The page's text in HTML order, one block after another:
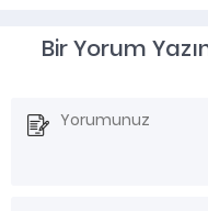
Bir Yorum